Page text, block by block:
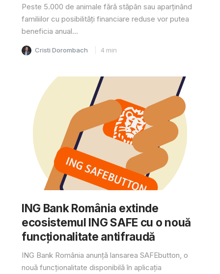
Peste 5.000 de animale fără stăpân sau aparținând
familiilor cu posibilități financiare reduse vor putea
beneficia anual...
Cristi Dorombach 4 min
ING Bank România extinde
ecosistemul ING SAFE cu o nouă
funcționalitate antifraudă
ING Bank România anunță lansarea SAFEbutton, o
nouă funcționalitate disponibilă în aplicația